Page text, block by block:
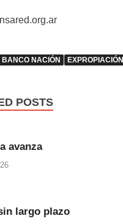
BANCO NACIÓN EXPROPIACIÓN
POSTS
avanza
largo plazo